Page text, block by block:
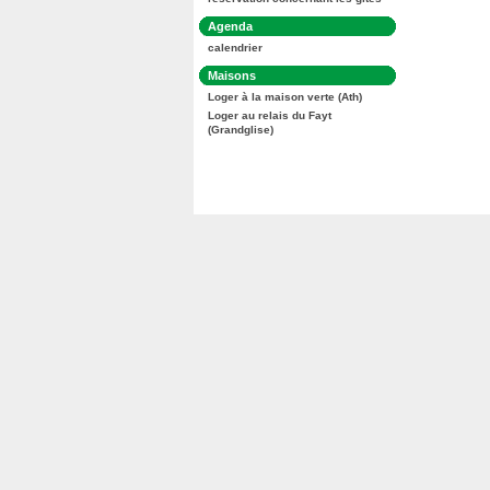
Dans
la
rubrique
:
Agenda
calendrier
Dans
la
rubrique
:
Maisons
Loger à la maison verte (Ath)
Loger au relais du Fayt
(Grandglise)